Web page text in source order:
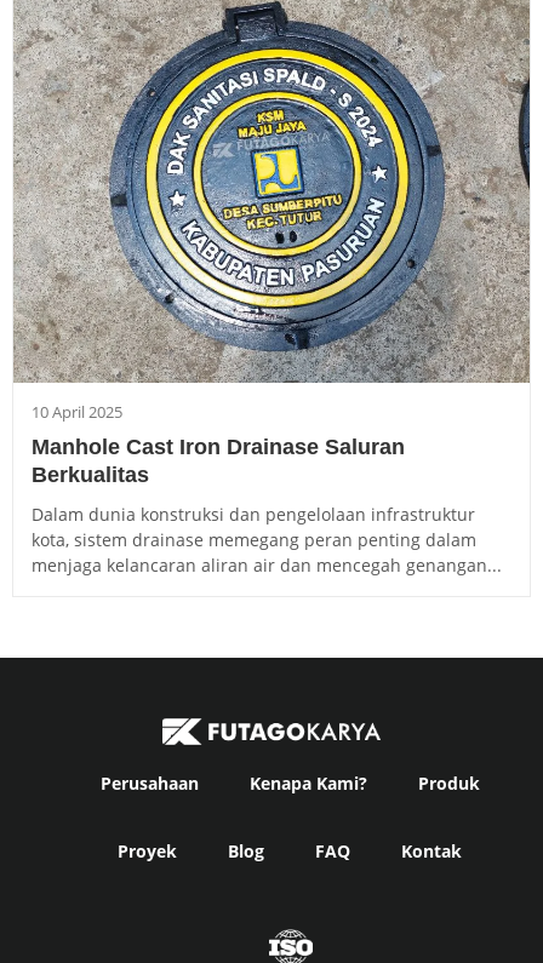
10 April 2025
Manhole Cast Iron Drainase Saluran
Berkualitas
Dalam dunia konstruksi dan pengelolaan infrastruktur
kota, sistem drainase memegang peran penting dalam
menjaga kelancaran aliran air dan mencegah genangan...
Perusahaan Kenapa Kami? Produk
Proyek Blog FAQ Kontak